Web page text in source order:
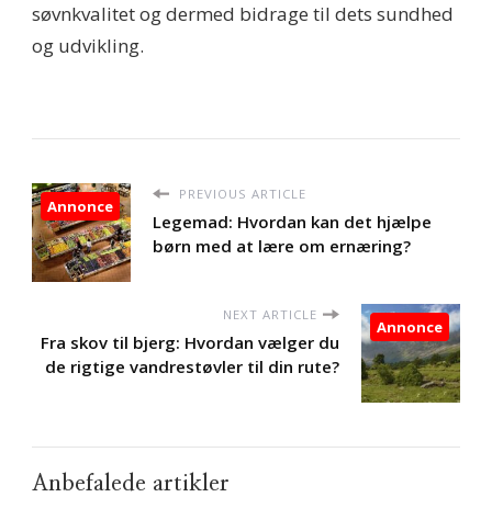
søvnkvalitet og dermed bidrage til dets sundhed
og udvikling.
PREVIOUS ARTICLE
Legemad: Hvordan kan det hjælpe
børn med at lære om ernæring?
Annonce
NEXT ARTICLE
Fra skov til bjerg: Hvordan vælger du
de rigtige vandrestøvler til din rute?
Annonce
Anbefalede artikler